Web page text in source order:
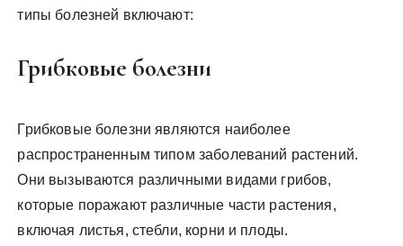
типы болезней включают:
Грибковые болезни
Грибковые болезни являются наиболее
распространенным типом заболеваний растений.
Они вызываются различными видами грибов,
которые поражают различные части растения,
включая листья, стебли, корни и плоды.